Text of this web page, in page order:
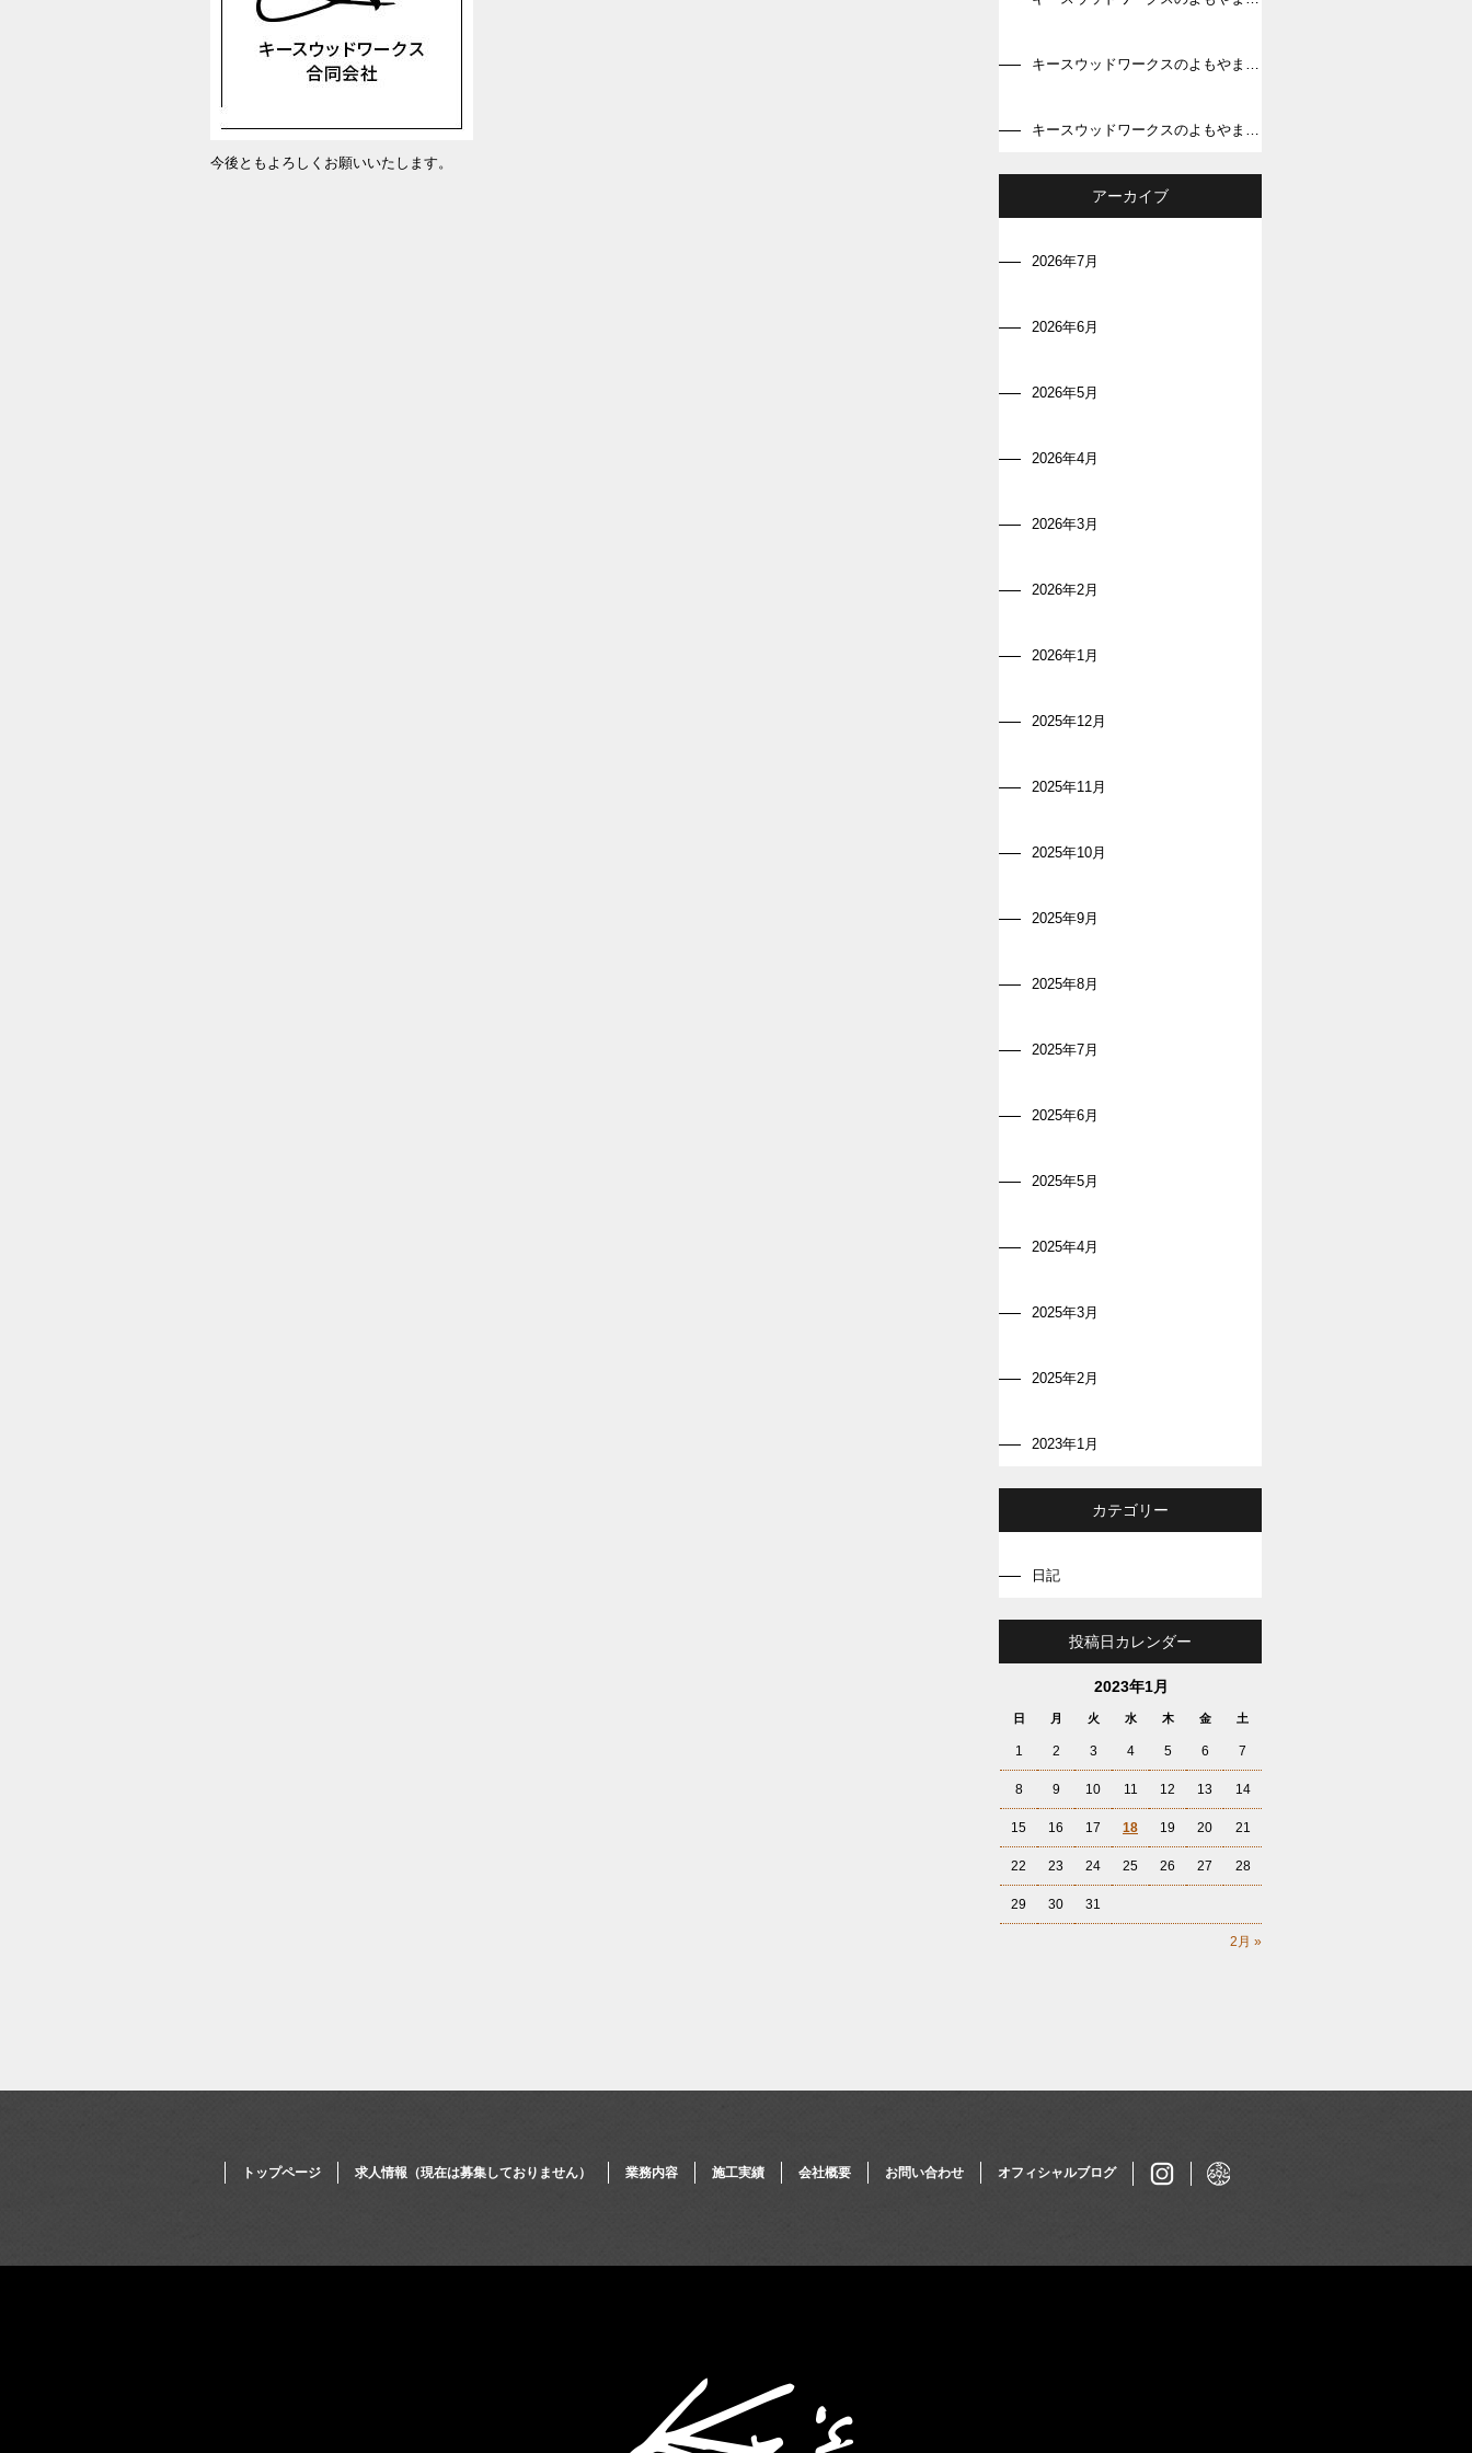
今後ともよろしくお願いいたします。
アーカイブ
2026年7月
2026年6月
2026年5月
2026年4月
2026年3月
2026年2月
2026年1月
2025年12月
2025年11月
2025年10月
2025年9月
2025年8月
2025年7月
2025年6月
2025年5月
2025年4月
2025年3月
2025年2月
2023年1月
カテゴリー
日記
投稿日カレンダー
2023年1月
日 月 火 水 木 金 土
2月 »
1 2 3 4 5 6 7
8 9 10 11 12 13 14
15 16 17 18 19 20 21
22 23 24 25 26 27 28
29 30 31
トップページ 求人情報（現在は募集しておりません） 業務内容 施工実績 会社概要 お問い合わせ オフィシャルブログ